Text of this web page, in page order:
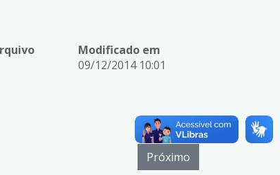
Modificado em
09/12/2014 10:01
Próximo